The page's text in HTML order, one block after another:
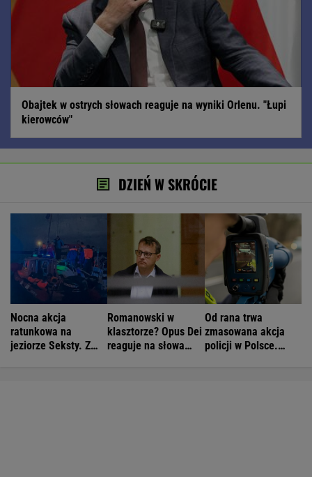
Obajtek w ostrych słowach reaguje na wyniki Orlenu. "Łupi
kierowców"
DZIEŃ W SKRÓCIE
Nocna akcja
ratunkowa na
jeziorze Seksty. Z
Romanowski w
klasztorze? Opus Dei
reaguje na słowa
Od rana trwa
zmasowana akcja
policji w Polsce.